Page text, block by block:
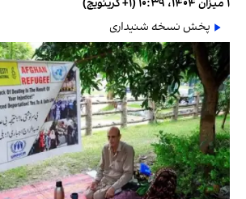
۱ میزان ۱۴۰۴، ۱۰:۳۹ (‎+۱ گرینویچ)
پخش نسخه شنیداری